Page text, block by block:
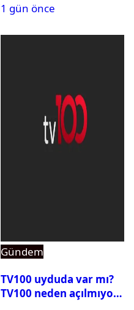
açıldı
1 gün önce
Gündem
TV100 uyduda var mı?
TV100 neden açılmıyor?